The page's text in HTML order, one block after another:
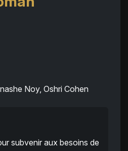
Noy, Oshri Cohen
subvenir aux besoins de